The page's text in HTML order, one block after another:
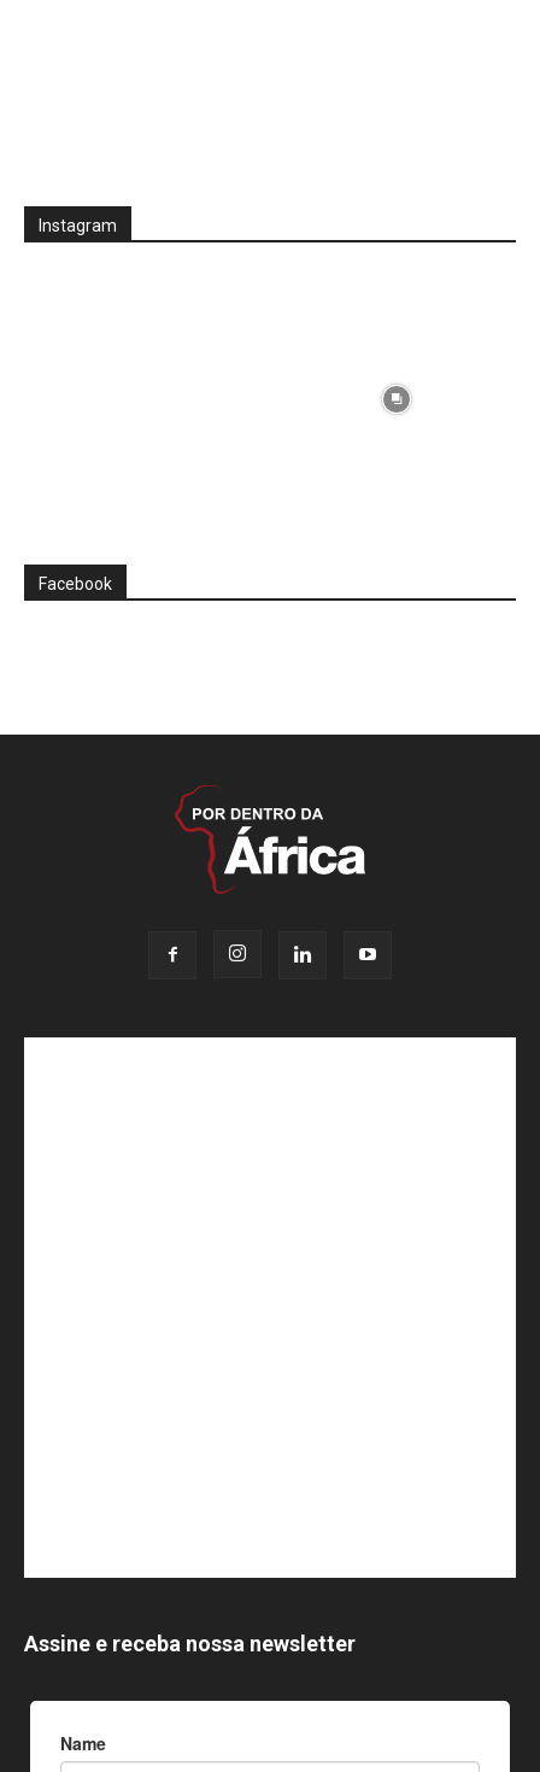
Instagram
Facebook
Assine e receba nossa newsletter